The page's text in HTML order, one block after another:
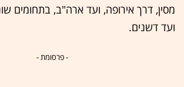
מסין, דרך אירופה, ועד ארה"ב, בתחומים
ועד דשנים.
- פרסומת -